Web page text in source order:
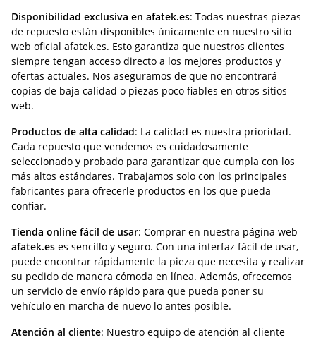
Disponibilidad exclusiva en afatek.es: Todas nuestras piezas
de repuesto están disponibles únicamente en nuestro sitio
web oficial afatek.es. Esto garantiza que nuestros clientes
siempre tengan acceso directo a los mejores productos y
ofertas actuales. Nos aseguramos de que no encontrará
copias de baja calidad o piezas poco fiables en otros sitios
web.
Productos de alta calidad: La calidad es nuestra prioridad.
Cada repuesto que vendemos es cuidadosamente
seleccionado y probado para garantizar que cumpla con los
más altos estándares. Trabajamos solo con los principales
fabricantes para ofrecerle productos en los que pueda
confiar.
Tienda online fácil de usar: Comprar en nuestra página web
afatek.es es sencillo y seguro. Con una interfaz fácil de usar,
puede encontrar rápidamente la pieza que necesita y realizar
su pedido de manera cómoda en línea. Además, ofrecemos
un servicio de envío rápido para que pueda poner su
vehículo en marcha de nuevo lo antes posible.
Atención al cliente: Nuestro equipo de atención al cliente